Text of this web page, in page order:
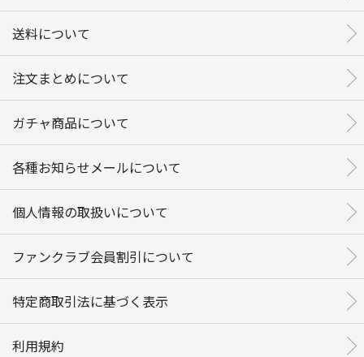
送料について
注文まとめについて
ガチャ商品について
各種お知らせメールについて
個人情報の取扱いについて
ファンクラブ会員割引について
特定商取引法に基づく表示
利用規約